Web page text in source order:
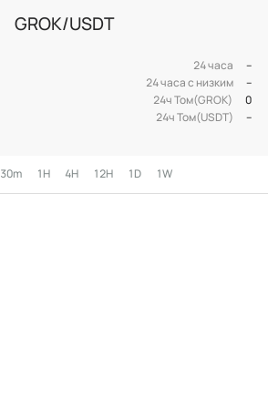
GROK/USDT
24 часа
--
24 часа с низким
--
24ч Том(GROK)
0
24ч Том(USDT)
--
30m 1H 4H 12H 1D 1W